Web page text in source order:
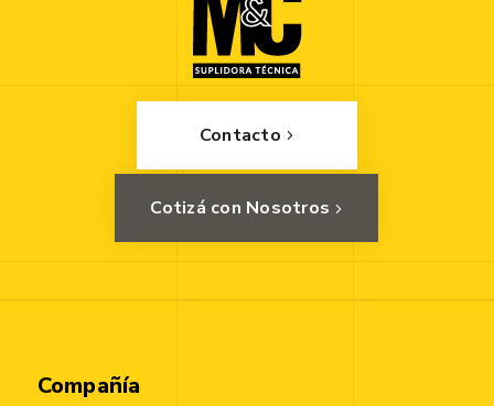
Contacto
Cotizá con Nosotros
Compañía